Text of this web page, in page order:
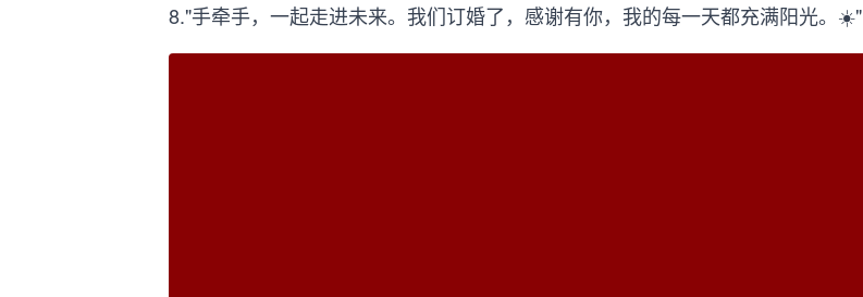
8."手牵手，一起走进未来。我们订婚了，感谢有你，我的每一天都充满阳光。☀️"